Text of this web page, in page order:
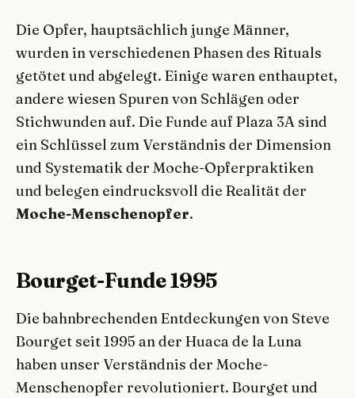
Die Opfer, hauptsächlich junge Männer,
wurden in verschiedenen Phasen des Rituals
getötet und abgelegt. Einige waren enthauptet,
andere wiesen Spuren von Schlägen oder
Stichwunden auf. Die Funde auf Plaza 3A sind
ein Schlüssel zum Verständnis der Dimension
und Systematik der Moche-Opferpraktiken
und belegen eindrucksvoll die Realität der
Moche-Menschenopfer.
Bourget-Funde 1995
Die bahnbrechenden Entdeckungen von Steve
Bourget seit 1995 an der Huaca de la Luna
haben unser Verständnis der Moche-
Menschenopfer revolutioniert. Bourget und